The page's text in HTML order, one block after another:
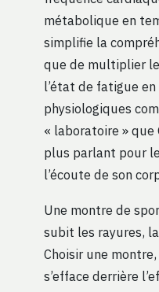
métabolique en
simplifie la
que de multiplier
l’état de fatigue
physiologiques
« laboratoire » que
plus parlant pour
l’écoute de son
Une montre de
subit les rayures,
Choisir une
s’efface derrière